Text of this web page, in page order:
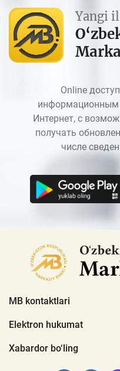
Yangi
Online
информационным
Интернет, с
получать
числе
MB kontaktlari
Elektron hukumat
Xabardor bo‘ling